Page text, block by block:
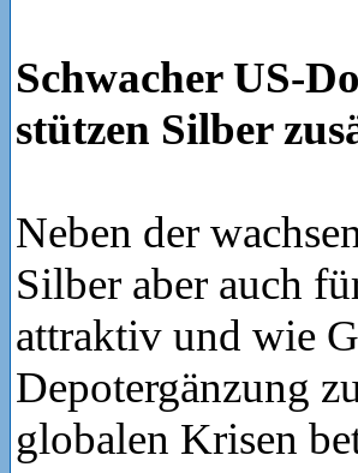
Schwacher US-
stützen Silber
Neben der
Silber aber auch
attraktiv und wie
Depotergänzung
globalen Krisen